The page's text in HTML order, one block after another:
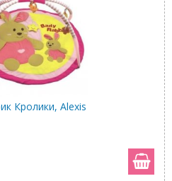
Кролики, Alexis